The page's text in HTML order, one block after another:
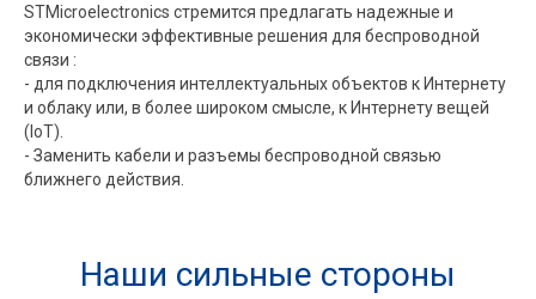
STMicroelectronics стремится предлагать надежные и
экономически эффективные решения для беспроводной
связи :
- для подключения интеллектуальных объектов к Интернету
и облаку или, в более широком смысле, к Интернету вещей
(IoT).
- Заменить кабели и разъемы беспроводной связью
ближнего действия.
Наши сильные стороны